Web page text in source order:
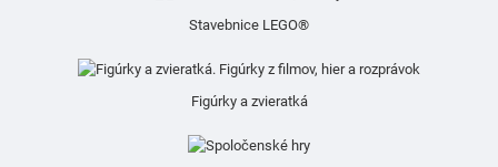
Stavebnice LEGO®
Figúrky a zvieratká